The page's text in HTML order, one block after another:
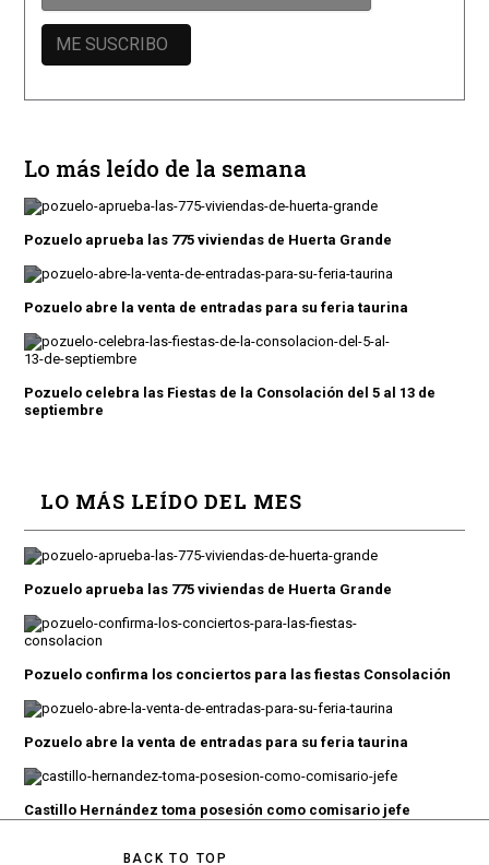
Lo más leído de la semana
Pozuelo aprueba las 775 viviendas de Huerta Grande
Pozuelo abre la venta de entradas para su feria taurina
Pozuelo celebra las Fiestas de la Consolación del 5 al 13 de
septiembre
LO MÁS LEÍDO DEL MES
Pozuelo aprueba las 775 viviendas de Huerta Grande
Pozuelo confirma los conciertos para las fiestas Consolación
Pozuelo abre la venta de entradas para su feria taurina
Castillo Hernández toma posesión como comisario jefe
BACK TO TOP